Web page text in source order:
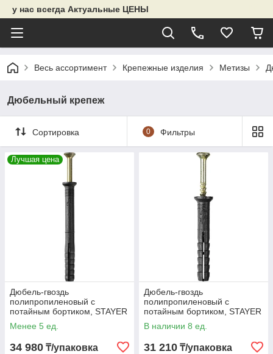
у нас всегда Актуальные ЦЕНЫ
Весь ассортимент Крепежные изделия Метизы
Дюбельный крепеж
Сортировка 0 Фильтры
Лучшая цена
Дюбель-гвоздь
полипропиленовый с
потайным бортиком, STAYER
8 х 80 мм, 800 шт. (30641-08-
080)
Менее 5 ед.
34 980 ₸/упаковка
Дюбель-гвоздь
полипропиленовый с
потайным бортиком, STAYER
40 x 6 мм, 2500 шт. (30640-
06-040)
В наличии 8 ед.
31 210 ₸/упаковка